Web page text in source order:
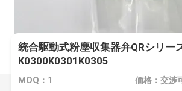
統合駆動式粉塵収集器弁QRシリー
K0300K0301K0305
MOQ：1 価格：交渉